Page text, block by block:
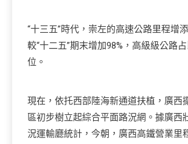
“十三五”時代，崇左的高速公路里程增
較“十二五”期末增加98%，高級級公路
位。
現在，依托西部陸海新通道扶植，廣西
區初步樹立起綜合平面路況網。據廣西
況運輸廳統計，今朝，廣西高鐵營業里